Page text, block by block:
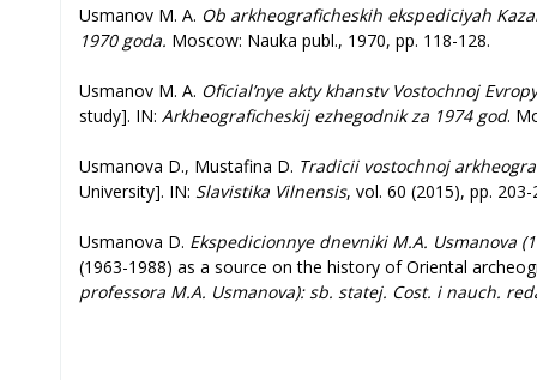
Usmanov M. A. Ob arkheograficheskih ekspediciyah
1970 goda. Moscow: Nauka publ., 1970, pp. 118-128.
Usmanov M. A. Oficial’nye akty khanstv Vostochnoj
study]. IN: Arkheograficheskij ezhegodnik za 1974 god.
Usmanova D., Mustafina D. Tradicii vostochnoj
University]. IN: Slavistika Vilnensis, vol. 60 (2015), pp. 203-
Usmanova D. Ekspedicionnye dnevniki M.A. Usmanova
(1963-1988) as a source on the history of Oriental
professora M.A. Usmanova): sb. statej. Cost. i nauch.